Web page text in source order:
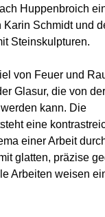
Huppenbroich
Karin Schmidt und
Steinskulpturen.
von Feuer und
Glasur, die von
kann. Die
eine
einer Arbeit
glatten, präzise
Arbeiten weisen